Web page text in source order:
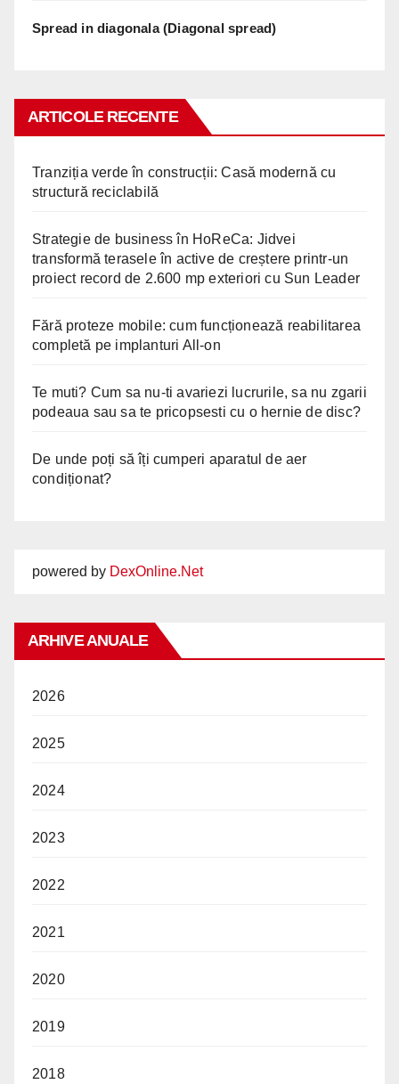
Spread in diagonala (Diagonal spread)
ARTICOLE RECENTE
Tranziția verde în construcții: Casă modernă cu
structură reciclabilă
Strategie de business în HoReCa: Jidvei
transformă terasele în active de creștere printr-un
proiect record de 2.600 mp exteriori cu Sun Leader
Fără proteze mobile: cum funcționează reabilitarea
completă pe implanturi All-on
Te muti? Cum sa nu-ti avariezi lucrurile, sa nu zgarii
podeaua sau sa te pricopsesti cu o hernie de disc?
De unde poți să îți cumperi aparatul de aer
condiționat?
powered by DexOnline.Net
ARHIVE ANUALE
2026
2025
2024
2023
2022
2021
2020
2019
2018